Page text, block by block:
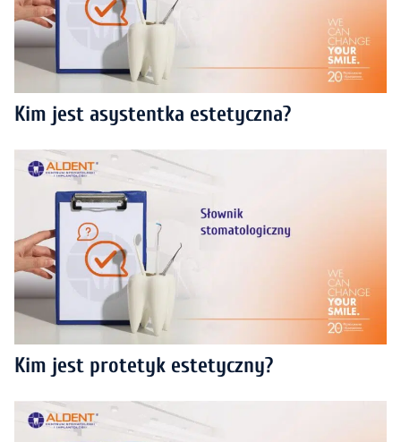
Kim jest asystentka estetyczna?
Kim jest protetyk estetyczny?